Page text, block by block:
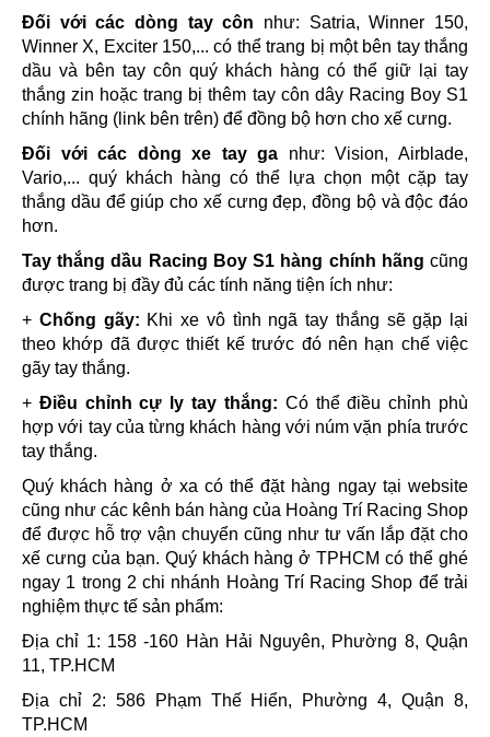
Đối với các dòng tay côn như: Satria, Winner 150,
Winner X, Exciter 150,... có thể trang bị một bên tay thắng
dầu và bên tay côn quý khách hàng có thể giữ lại tay
thắng zin hoặc trang bị thêm tay côn dây Racing Boy S1
chính hãng (link bên trên) để đồng bộ hơn cho xế cưng.
Đối với các dòng xe tay ga như: Vision, Airblade,
Vario,... quý khách hàng có thể lựa chọn một cặp tay
thắng dầu để giúp cho xế cưng đẹp, đồng bộ và độc đáo
hơn.
Tay thắng dầu Racing Boy S1 hàng chính hãng cũng
được trang bị đầy đủ các tính năng tiện ích như:
+ Chống gãy: Khi xe vô tình ngã tay thắng sẽ gặp lại
theo khớp đã được thiết kế trước đó nên hạn chế việc
gãy tay thắng.
+ Điều chỉnh cự ly tay thắng: Có thể điều chỉnh phù
hợp với tay của từng khách hàng với núm vặn phía trước
tay thắng.
Quý khách hàng ở xa có thể đặt hàng ngay tại website
cũng như các kênh bán hàng của Hoàng Trí Racing Shop
để được hỗ trợ vận chuyển cũng như tư vấn lắp đặt cho
xế cưng của bạn. Quý khách hàng ở TPHCM có thể ghé
ngay 1 trong 2 chi nhánh Hoàng Trí Racing Shop để trải
nghiệm thực tế sản phẩm:
Địa chỉ 1: 158 -160 Hàn Hải Nguyên, Phường 8, Quận
11, TP.HCM
Địa chỉ 2: 586 Phạm Thế Hiển, Phường 4, Quận 8,
TP.HCM